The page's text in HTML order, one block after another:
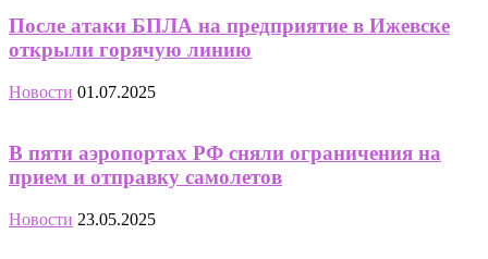
После атаки БПЛА на предприятие в Ижевске
открыли горячую линию
Новости 01.07.2025
В пяти аэропортах РФ сняли ограничения на
прием и отправку самолетов
Новости 23.05.2025